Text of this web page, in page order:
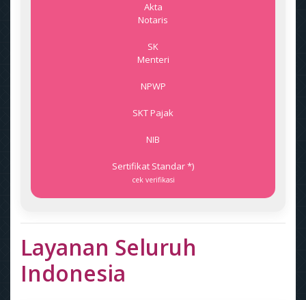
Akta
Notaris
SK
Menteri
NPWP
SKT Pajak
NIB
Sertifikat Standar *)
cek verifikasi
Layanan Seluruh
Indonesia